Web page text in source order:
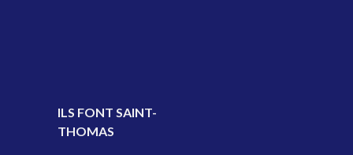
ILS FONT SAINT-
THOMAS